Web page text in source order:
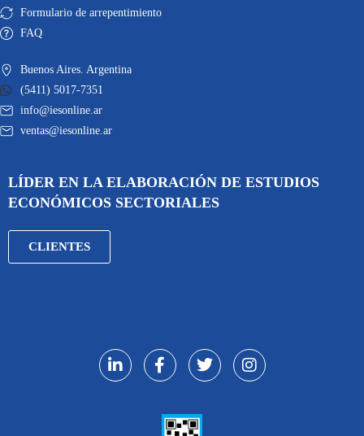
Formulario de arrepentimiento
FAQ
Buenos Aires. Argentina
(5411) 5017-7351
info@iesonline.ar
ventas@iesonline.ar
LÍDER EN LA ELABORACIÓN DE ESTUDIOS
ECONÓMICOS SECTORIALES
CLIENTES